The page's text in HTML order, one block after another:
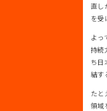
直し
を受
よっ
持続
ち日
結す
たと
領域